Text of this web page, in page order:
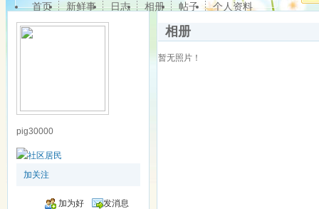
首页 新鲜事 日志 相册 帖子 个人资料
pig30000
加关注
加为好
发消息
相册
暂无照片！